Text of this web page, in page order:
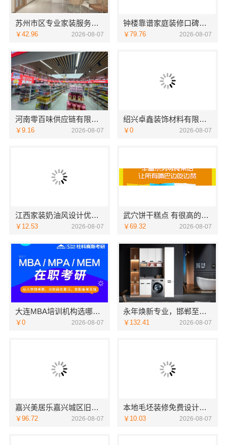
苏州市区专业家装服务报价老房翻新苏州百年豪庭新材料有限公司
￥42.96 2026-08-07
钟楼靠谱家庭装修口碑怎么样，常州宜居佳装饰好评案例
￥79.76 2026-08-07
河南零百味供应链有限公司河南本地低成本量贩零食全域盈利
￥9.16 2026-08-07
绍兴卓鑫装饰材料有限公司提供绍兴越城区高性价比环保家装
￥0 2026-08-07
江西家装奶油风设计优选江西尚宅尚品新型环保材料有限公司
￥12.53 2026-08-07
武穴饼干糕点 有很高的辨识度
￥69.32 2026-08-07
大连MBA培训机构选哪家 社科赛斯MBA考研定制专属学生方案
￥0 2026-08-07
永年焕新专业，邯郸至臻全宅新材料有限公司专注全屋整装解决方案
￥132.41 2026-08-07
嘉兴美居乐嘉兴城区旧房改造哪家好
￥96.72 2026-08-07
本地毛坯装修免费设计环保，浙江臻美护航
￥10.03 2026-08-07